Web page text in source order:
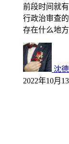
前段时间就
行政治审查
存在什么地
沈
2022年10月